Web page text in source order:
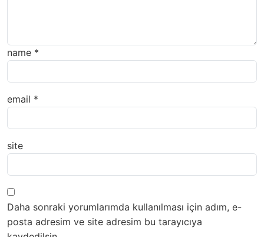
name *
email *
site
Daha sonraki yorumlarımda kullanılması için adım, e-
posta adresim ve site adresim bu tarayıcıya